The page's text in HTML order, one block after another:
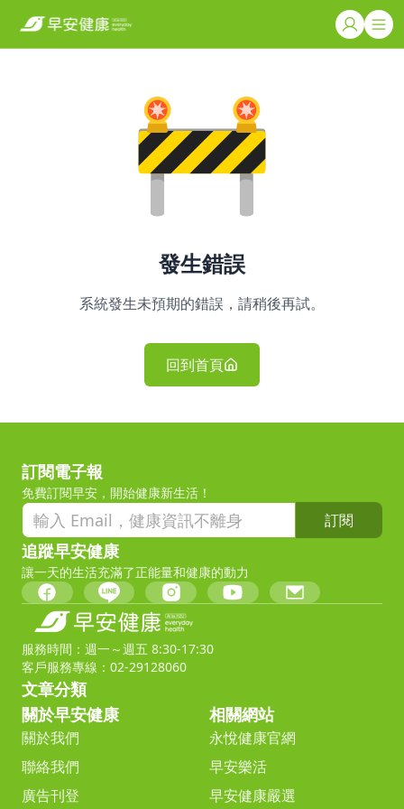
發生錯誤
系統發生未預期的錯誤，請稍後再試。
回到首頁
訂閱電子報
免費訂閱早安，開始健康新生活！
訂閱
追蹤早安健康
讓一天的生活充滿了正能量和健康的動力
服務時間：週一～週五 8:30-17:30
客戶服務專線：02-29128060
文章分類
關於早安健康
關於我們
聯絡我們
廣告刊登
相關網站
永悅健康官網
早安樂活
早安健康嚴選